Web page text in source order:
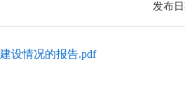
发布
设情况的报告.pdf